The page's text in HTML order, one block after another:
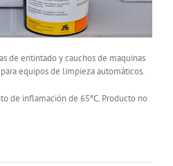
de entintado y cauchos de maquinas
equipos de limpieza automáticos.
de inflamación de 65ºC. Producto no